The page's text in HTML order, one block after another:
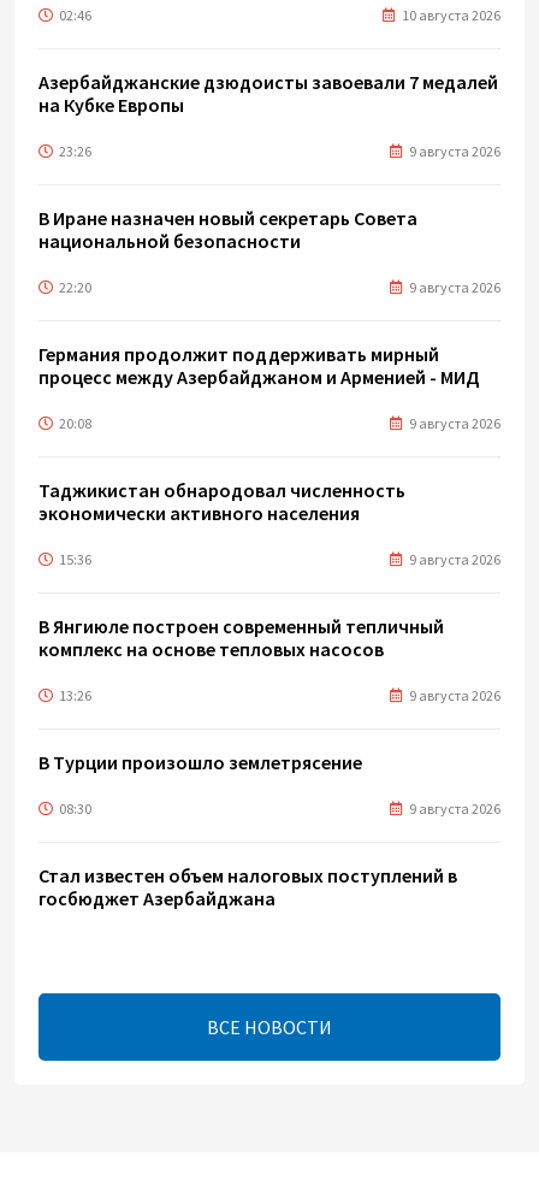
02:46 10 августа 2026
Азербайджанские дзюдоисты завоевали 7 медалей
на Кубке Европы
23:26 9 августа 2026
В Иране назначен новый секретарь Совета
национальной безопасности
22:20 9 августа 2026
Германия продолжит поддерживать мирный
процесс между Азербайджаном и Арменией - МИД
20:08 9 августа 2026
Таджикистан обнародовал численность
экономически активного населения
15:36 9 августа 2026
В Янгиюле построен современный тепличный
комплекс на основе тепловых насосов
13:26 9 августа 2026
В Турции произошло землетрясение
08:30 9 августа 2026
Стал известен объем налоговых поступлений в
госбюджет Азербайджана
ВСЕ НОВОСТИ